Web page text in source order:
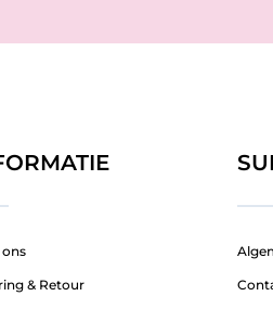
& Retour